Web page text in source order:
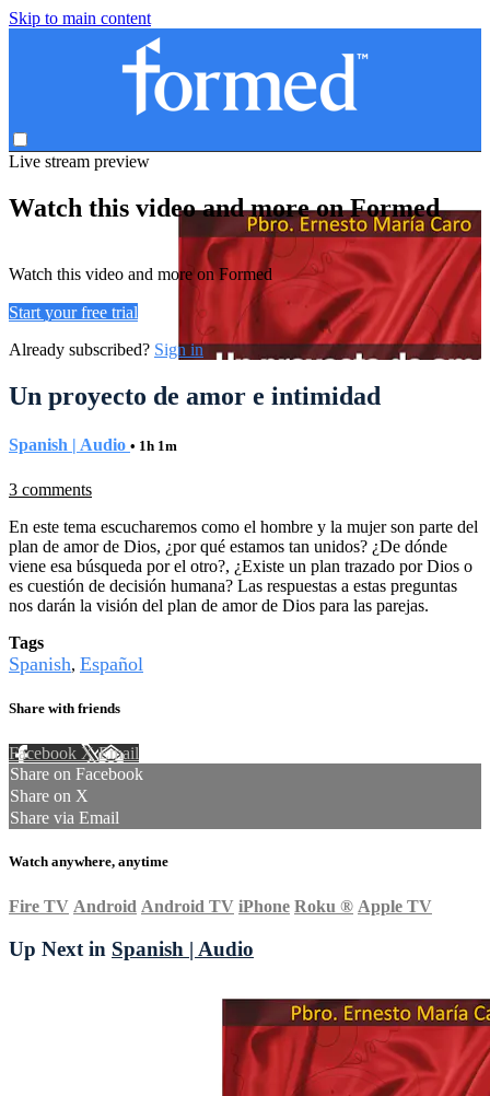
Skip to main content
Live stream preview
Watch this video and more on Formed
Watch this video and more on Formed
Start your free trial
Already subscribed? Sign in
Un proyecto de amor e intimidad
Spanish | Audio • 1h 1m
3 comments
En este tema escucharemos como el hombre y la mujer son parte del
plan de amor de Dios, ¿por qué estamos tan unidos? ¿De dónde
viene esa búsqueda por el otro?, ¿Existe un plan trazado por Dios o
es cuestión de decisión humana? Las respuestas a estas preguntas
nos darán la visión del plan de amor de Dios para las parejas.
Tags
Spanish, Español
Share with friends
Facebook XEmail
Share on Facebook
Share on X
Share via Email
Watch anywhere, anytime
Fire TV Android Android TV iPhone Roku ® Apple TV
Up Next in Spanish | Audio